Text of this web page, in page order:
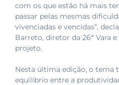
com os que estão há mais
passar pelas mesmas
vivenciadas e vencidas”,
Barreto, diretor da 26ª Vara
projeto.
Nesta última edição, o tema
equilíbrio entre a